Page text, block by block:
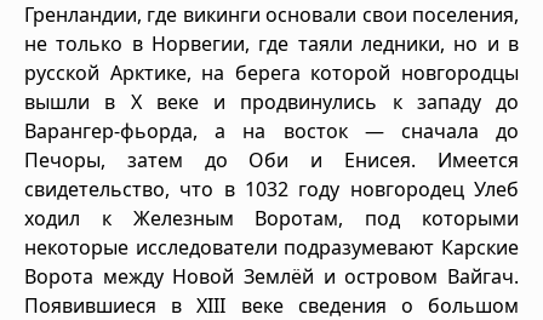
Гренландии, где викинги основали свои поселения,
не только в Норвегии, где таяли ледники, но и в
русской Арктике, на берега которой новгородцы
вышли в X веке и продвинулись к западу до
Варангер-фьорда, а на восток — сначала до
Печоры, затем до Оби и Енисея. Имеется
свидетельство, что в 1032 году новгородец Улеб
ходил к Железным Воротам, под которыми
некоторые исследователи подразумевают Карские
Ворота между Новой Землёй и островом Вайгач.
Появившиеся в XIII веке сведения о большом